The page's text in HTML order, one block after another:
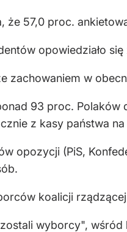
że 57,0 proc.
opowiedziało
zachowaniem w
93 proc. Polaków
z kasy państwa
opozycji (PiS,
koalicji
wyborcy",